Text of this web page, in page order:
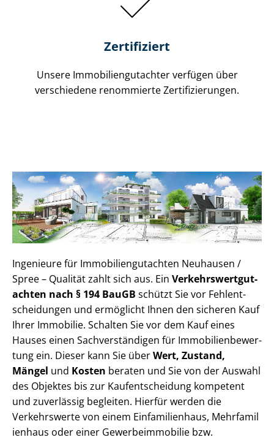
Zertifiziert
Unsere Immobilien­gutachter verfügen über
verschiedene renommierte Zer­ti­fi­zie­run­gen.
Ingenieure für Im­mo­bi­li­en­gut­ach­ten Neuhausen /
Spree – Qualität zahlt sich aus. Ein Ver­kehrs­wert­gut­
ach­ten nach § 194 BauGB schützt Sie vor Fehl­ent­
schei­dun­gen und ermöglicht Ihnen den sicheren Kauf
Ihrer Immobilie. Schalten Sie vor dem Kauf eines
Hauses einen Sach­ver­stän­di­gen für Im­mo­bi­li­en­be­wer­
tung ein. Dieser kann Sie überWert, Zustand,
Mängel und Kosten beraten und Sie von der Auswahl
des Objektes bis zur Kauf­ent­schei­dung kompetent
und zuverlässig begleiten. Hierfür werden die
Verkehrswerte von einem Einfamilienhaus, Mehr­fa­mi­l
i­en­haus oder einer Ge­wer­be­im­mo­bi­lie bzw.